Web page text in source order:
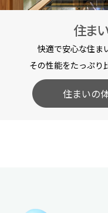
住ま
快適で安心な住ま
その性能をたっぷり
住まいの